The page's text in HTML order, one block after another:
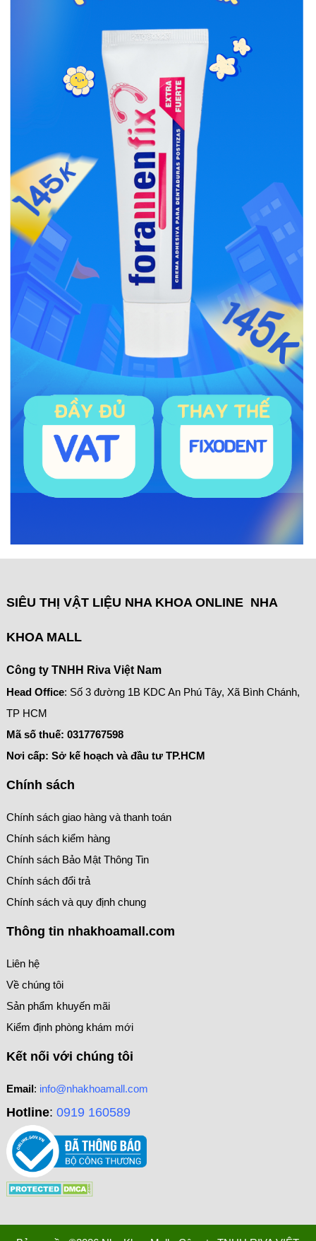
SIÊU THỊ VẬT LIỆU NHA KHOA ONLINE NHA
KHOA MALL
Công ty TNHH Riva Việt Nam
Head Office: Số 3 đường 1B KDC An Phú Tây, Xã Bình Chánh,
TP HCM
Mã số thuế: 0317767598
Nơi cấp: Sở kế hoạch và đầu tư TP.HCM
Chính sách
Chính sách giao hàng và thanh toán
Chính sách kiểm hàng
Chính sách Bảo Mật Thông Tin
Chính sách đổi trả
Chính sách và quy định chung
Thông tin nhakhoamall.com
Liên hệ
Về chúng tôi
Sản phẩm khuyến mãi
Kiểm định phòng khám mới
Kết nối với chúng tôi
Email: info@nhakhoamall.com
Hotline: 0919 160589